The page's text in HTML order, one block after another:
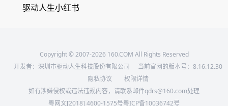
驱动人生小红书
Copyright © 2007-2026 160.COM All Rights Reserved
开发者：深圳市驱动人生科技股份有限公司
当前官网的版本号： 8.16.12.30
隐私协议
权限详情
如有涉嫌侵权或违法违规内容，请联系邮件qdrs@160.com处理
粤网文[2018] 4600-1575号粤ICP备10036742号